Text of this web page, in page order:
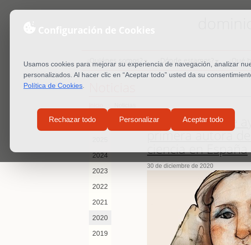
Usamos cookies para mejorar su experiencia de navegación, analizar
personalizados. Al hacer clic en “Aceptar todo” usted da su
Política de Cookies
Rechazar todo Personalizar Aceptar todo
¿Quiénes somos? ¿Dónde estamos? ¿Qué
2026
2024
2023
2022
2021
2020
2019
El dominico que
primera autora de
ciencia en España
30 de diciembre de 2020